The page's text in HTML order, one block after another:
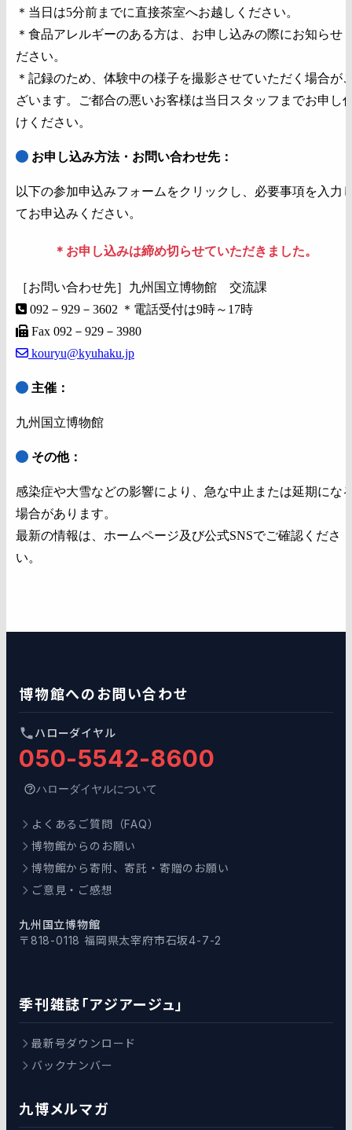
＊当日は5分前までに直接茶室へお越しください。
＊食品アレルギーのある方は、お申し込みの際にお知らせ
ださい。
＊記録のため、体験中の様子を撮影させていただく場合が
ざいます。ご都合の悪いお客様は当日スタッフまでお申し
けください。
お申し込み方法・お問い合わせ先：
以下の参加申込みフォームをクリックし、必要事項を入力
てお申込みください。
＊お申し込みは締め切らせていただきました。
［お問い合わせ先］九州国立博物館 交流課
092－929－3602 ＊電話受付は9時～17時
Fax 092－929－3980
kouryu@kyuhaku.jp
主催：
九州国立博物館
その他：
感染症や大雪などの影響により、急な中止または延期にな
場合があります。
最新の情報は、ホームページ及び公式SNSでご確認くださ
い。